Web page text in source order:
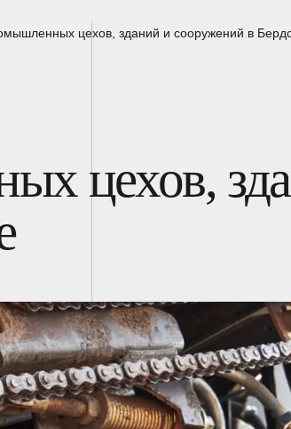
цехов, зданий и сооружений в
цехов,